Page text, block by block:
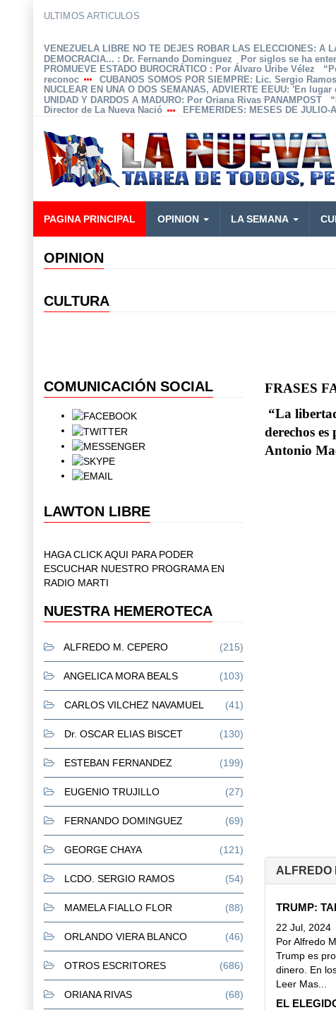
ULTIMOS ARTICULOS
VENEZUELA LIBRE NO TE DEJES ROBAR LAS ELECCIONES: A
DEMOCRACIA... : Dr. Fernando Dominguez Por siglos se ha
PROMUEVE ESTADO BUROCRÁTICO : Por Álvaro Uribe Vélez
reconoc
CUBANOS SOMOS POR SIEMPRE: Lic. Sergio
NUCLEAR EN UNA O DOS SEMANAS, ADVIERTE EEUU: 'En lugar
UNIDAD Y DARDOS A MADURO: Por Oriana Rivas PANAMPOST
Director de La Nueva Nació
EFEMERIDES: MESES DE
PAGINA PRINCIPAL OPINION LA SEMANA
OPINION
CULTURA
FRASES
“La
derechos
Antonio
ALFREDO
TRUMP:
22 Jul, 2024
Por Alfredo
Trump es
dinero. En
Leer Mas...
EL
COMUNICACIÓN SOCIAL
LAWTON LIBRE
HAGA CLICK AQUI PARA PODER
ESCUCHAR NUESTRO PROGRAMA EN
RADIO MARTI
NUESTRA HEMEROTECA
ALFREDO M. CEPERO (215)
ANGELICA MORA BEALS (103)
CARLOS VILCHEZ NAVAMUEL (41)
Dr. OSCAR ELIAS BISCET (130)
ESTEBAN FERNANDEZ (199)
EUGENIO TRUJILLO (27)
FERNANDO DOMINGUEZ (69)
GEORGE CHAYA (121)
LCDO. SERGIO RAMOS (54)
MAMELA FIALLO FLOR (88)
ORLANDO VIERA BLANCO (46)
OTROS ESCRITORES (686)
ORIANA RIVAS (68)